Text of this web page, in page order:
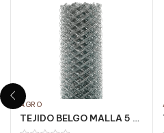
AGRO
TEJIDO BELGO MALLA 5 X 0.50m – 25m